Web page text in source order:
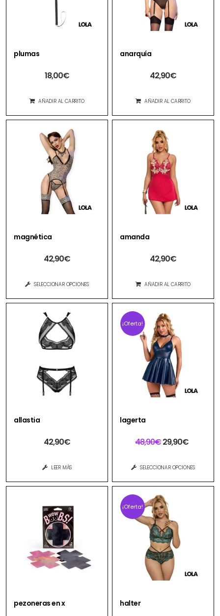
plumas
18,00€
AÑADIR AL CARRITO
anarquía
42,90€
AÑADIR AL CARRITO
magnética
42,90€
SELECCIONAR OPCIONES
amanda
42,90€
AÑADIR AL CARRITO
allastia
42,90€
LEER MÁS
¡Oferta!
lagerta
48,90€29,90€
SELECCIONAR OPCIONES
pezoneras en x
¡Oferta!
halter